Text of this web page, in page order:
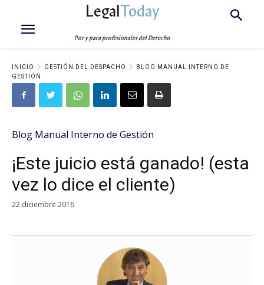
LegalToday
Por y para profesionales del Derecho
INICIO GESTIÓN DEL DESPACHO
BLOG MANUAL INTERNO DE
GESTIÓN
Blog Manual Interno de Gestión
¡Este juicio está ganado! (esta
vez lo dice el cliente)
22 diciembre 2016